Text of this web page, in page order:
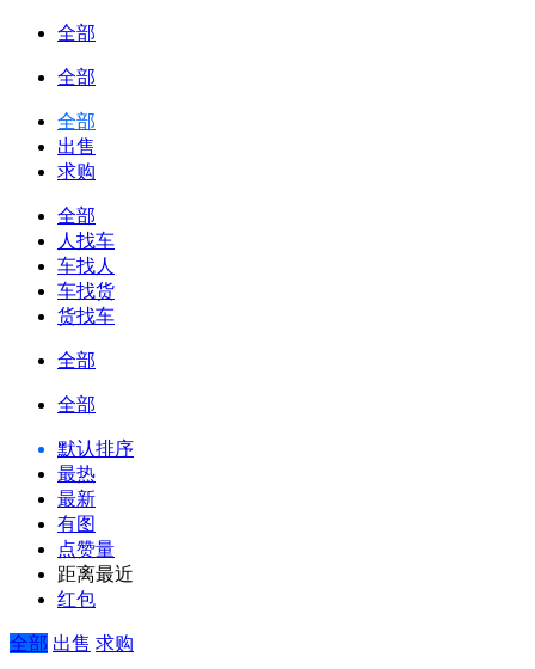
全部
全部
全部
出售
求购
全部
人找车
车找人
车找货
货找车
全部
全部
默认排序
最热
最新
有图
点赞量
距离最近
红包
全部 出售 求购